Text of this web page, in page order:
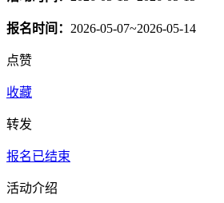
报名时间： 2026-05-07~2026-05-14
点赞
收藏
转发
报名已结束
活动介绍